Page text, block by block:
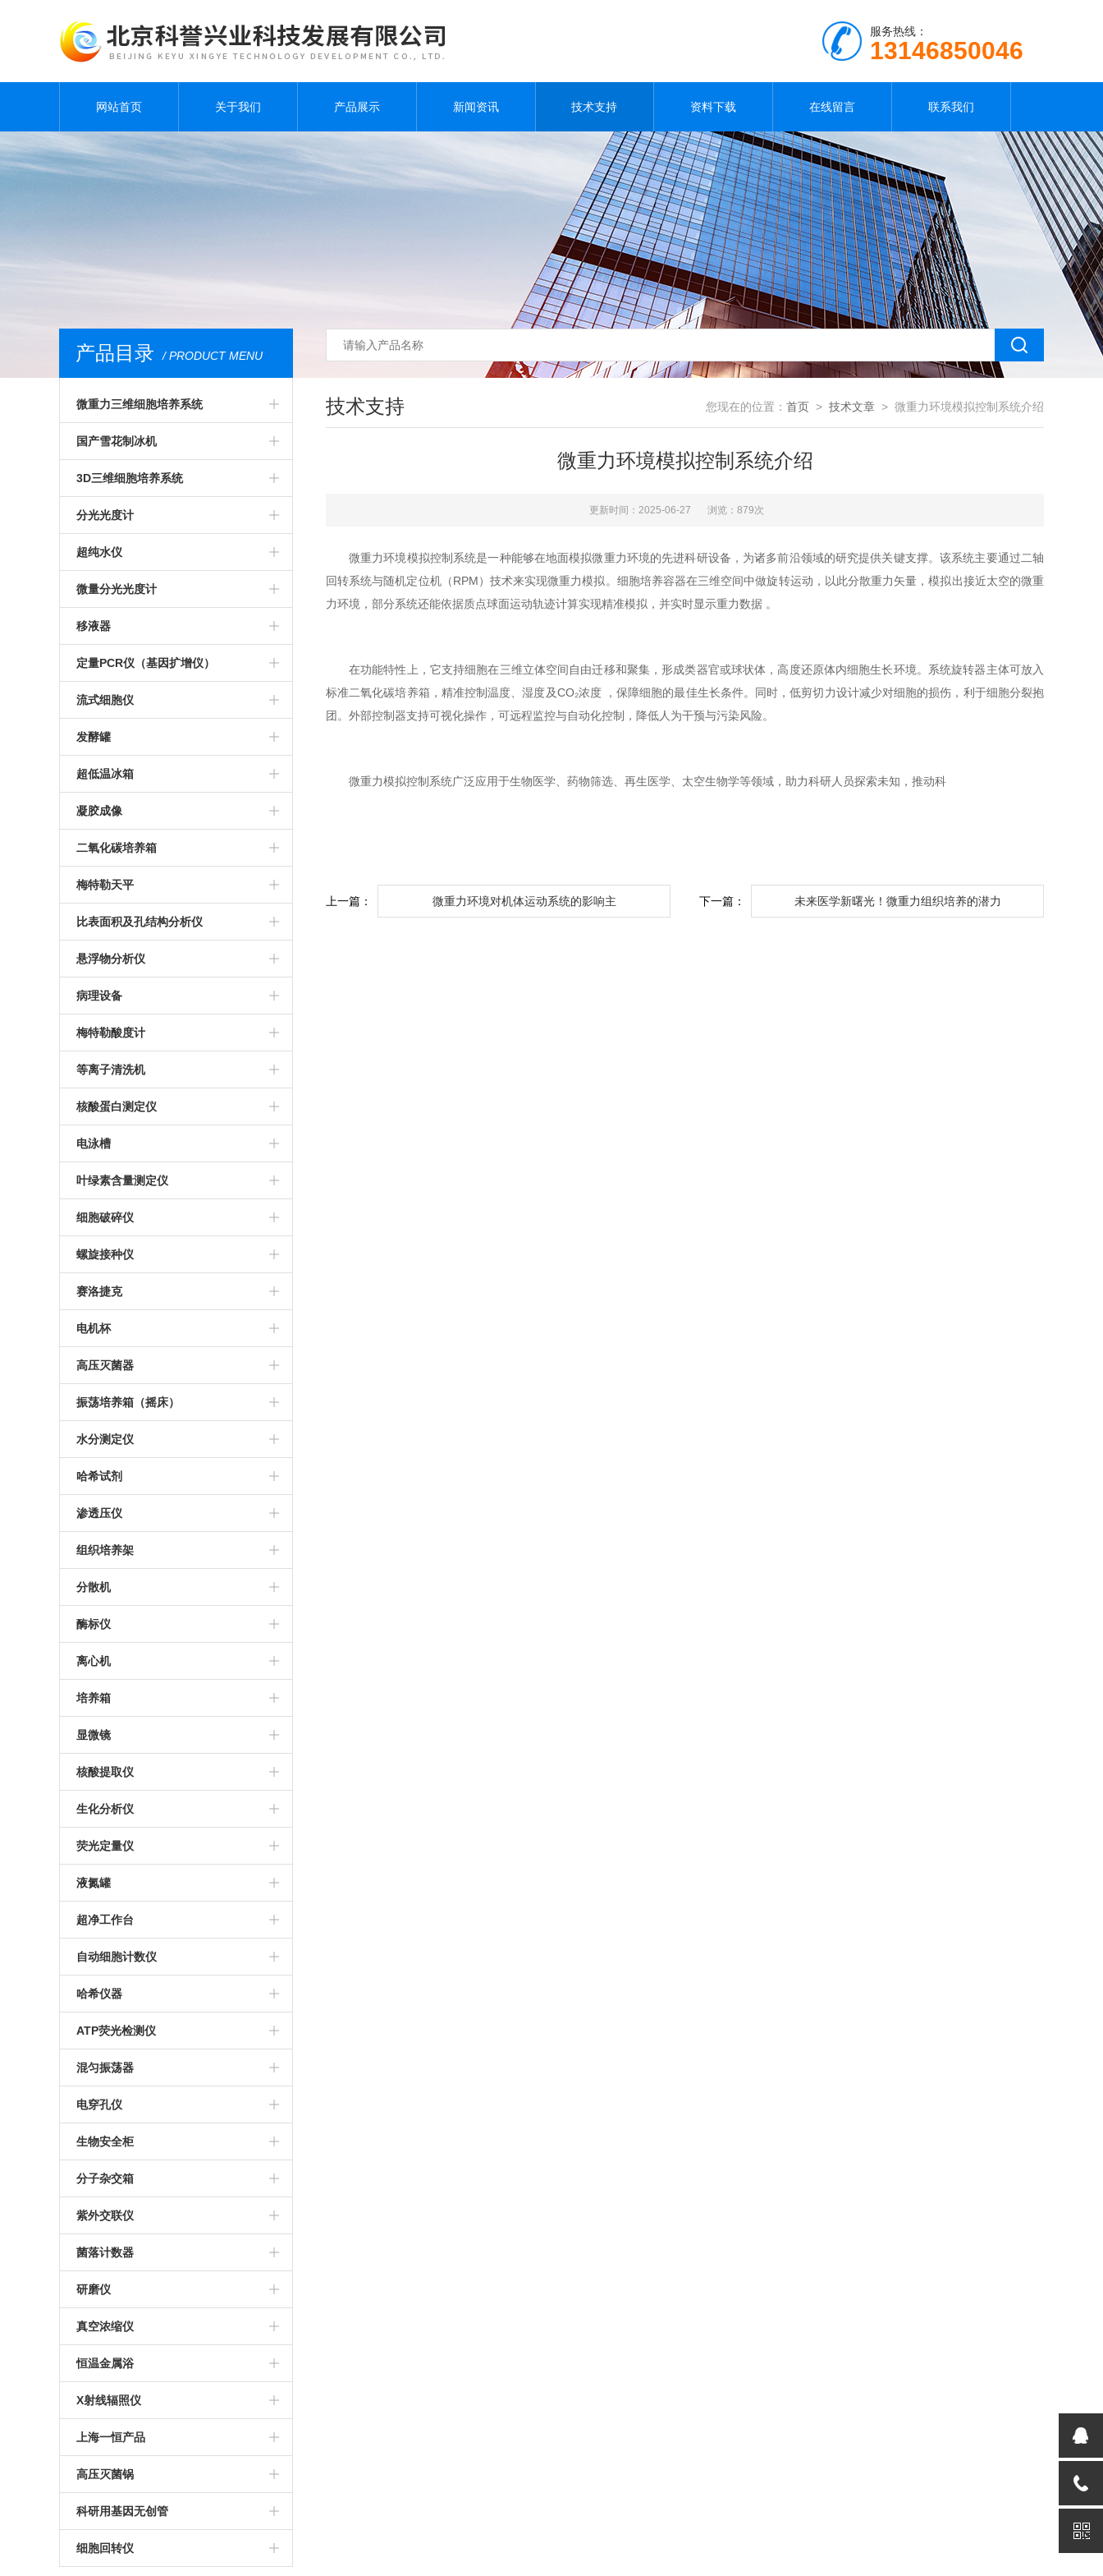
服务热线：
13146850046
网站首页 关于我们 产品展示 新闻资讯 技术支持 资料下载 在线留言 联系我们
产品目录 / PRODUCT MENU
微重力三维细胞培养系统
二轴回转培养系统
Bio SpaceX-3D微重力植物培养系统
Bio SpaceX-4DI三维旋转细胞培养
系统
BioSpace-3D微重力培养仪
TDCCS-3D微重力三维细胞培养系
统
超重力三维旋转细胞培养仪
微重力三维旋转细胞培养仪
国产雪花制冰机
科誉雪花制冰机
格兰特雪花制冰机
IMS系列雪花制冰机
3D三维细胞培养系统
Gravite微重力模拟系统
3D细胞培养系统
分光光度计
超微量紫外分光光度计
赛默飞超微量分光光度计
超纯水仪
密理博超纯水仪
Millipore 超纯水仪
美国Millipor超纯水仪
推荐超纯水仪
上海淼康纯水仪
南京易普易达超纯水仪
微量分光光度计
NanoDrop One 超微量分光光度计
紫外分光光度计
百泰克
德国IMPLEN光度计
科誉兴业光度计
推荐微量分光光度计
NanoDrop3000光度计
超微量分光光度计
移液器
ErgoOne移液器
移液器灭菌器
Eppendorf德国移液器
定量PCR仪（基因扩增仪）
ThermoFisher PCR仪
CFX Opus 96
荧光定量PCR仪
PCR操作台
罗氏PCR仪
ABI 9700 PCR仪
ABI2720 PCR仪
伯乐T100 PCR仪
安捷伦AriaMX定量PCR仪
BIO-RAD PCR仪
推荐PCR仪
流式细胞仪
BD 流式细胞仪
BD C6流式细胞仪
发酵罐
气升式发酵罐
多联不锈钢发酵罐
台式发酵罐
超低温冰箱
thermo905超低温冰箱
三洋超低温冰箱
美菱低温冰箱
海尔超低温冰箱
凝胶成像
GI-II凝胶成像系统
北京通宝达成凝胶成像
二氧化碳培养箱
上海力康二氧化碳培养箱
美国Thermo二氧化碳培养箱
美国SIM二氧化碳培养箱
梅特勒天平
梅特勒天平
比表面积及孔结构分析仪
比奥德SSA-4000系列比表面积及孔
结构分析仪
悬浮物分析仪
德国默克悬浮物分析仪
美国密勒悬浮物分析仪
病理设备
冷冻组织包埋机
全自动组织脱水机
金华科迪
莱卡切片机
德国徕卡石蜡包埋机
梅特勒酸度计
梅特勒PH计
等离子清洗机
推荐等离子清洗机
等离子清洗机
核酸蛋白测定仪
Bio-Rad核酸蛋白测定仪
电泳槽
伯乐电泳槽
叶绿素含量测定仪
日本KONTCA流式细胞仪
细胞破碎仪
宁波新芝超声波细胞破碎仪
螺旋接种仪
法国Interscience
西班牙IUL螺旋接种仪
推荐螺旋接种仪
赛洛捷克
离心机
电机杯
伯乐电机杯
高压灭菌器
推荐高压灭菌器
美国致微高压灭菌器
振荡培养箱（摇床）
WIGGENS
THZ-C恒温振荡器
水分测定仪
美国帝强水分测定仪
日本KETT水分测定仪
哈希试剂
哈希试剂
渗透压仪
进口渗透压仪
组织培养架
组织培养架
分散机
推荐分散机
德国IKA分散机
酶标仪
Thermo MultiskanFC酶标仪
BioTek SynergyLX
Bio-Rad iMark酶标仪
美国MD M4多功能酶标仪
帝肯M200 Pro多功能酶标仪
离心机
Sigma离心机
艾本德5430R离心机
艾本德5810R高速冷冻离心机
冷冻离心机
赛多利斯
Eppendorf 离心机
贝克曼CytoFLEX流式细胞仪
美国Labnet微孔板离心机
Thermo Pico17离心机
赛特湘仪离心机
Thermo离心机
培养箱
三气培养箱
霉菌培养箱
三温区光照培养箱
人工气候箱
生化培养箱
显微镜
莱卡显微镜
尼康显微镜
澳浦显微镜
倒置显微镜
推荐显微镜
核酸提取仪
百泰克核酸提取仪
核酸提取仪
生化分析仪
M-100生物传感器分析仪
S-10生物传感器分析仪
M-2000生物过程生化分析仪
Nova 多参数生化分析仪
M-900生物过程生化分析仪
谷氨酸分析仪
M-100乳酸分析仪
M-100葡萄糖分析仪
荧光定量仪
Qubit4.0
Qubit Flex荧光计
液氮罐
东亚液氮罐
MVE液氮罐
超净工作台
哈东联
自动细胞计数仪
IC1000细胞计数板
Countess 3自动细胞计数仪
Countstar Rigel S5
Thermo Fish
Countstar自动细胞计数仪
哈希仪器
DR900便携式多参数比色计
DR1010 COD测定仪
ATP荧光检测仪
美国Hyginea
混匀振荡器
TYMR-IIIA
艾本德恒温混匀仪
Eppendorf
电穿孔仪
Bio-Rad
生物安全柜
哈东联
ESCO
分子杂交箱
美国UVP
紫外交联仪
美国UVP
菌落计数器
法国interscience
研磨仪
JXFSTPRP-CLN冷冻研磨仪
真空浓缩仪
Concentrator plus
恒温金属浴
MK200-4恒温金属浴
X射线辐照仪
RS1800Q X射线细胞辐照仪
RS2000plus X射线辐照仪
RS2000pro 生物学X射线辐照仪
上海一恒产品
恒温恒湿箱
恒温振荡器
电热恒温培养箱
高压灭菌锅
申安高压灭菌锅
科研用基因无创管
Streck基因无创管
细胞回转仪
技术支持 您现在的位置： 首页 > 技术文章 > 微重力环境模拟控制系统介绍
微重力环境模拟控制系统介绍
更新时间：2025-06-27 浏览：879次
微重力环境模拟控制系统是一种能够在地面模拟微重力环境的先进科研设备，为诸多前沿领域的研究提供关键支撑。该系统主要通过二轴
回转系统与随机定位机（RPM）技术来实现微重力模拟。细胞培养容器在三维空间中做旋转运动，以此分散重力矢量，模拟出接近太空的微重
力环境，部分系统还能依据质点球面运动轨迹计算实现精准模拟，并实时显示重力数据 。
在功能特性上，它支持细胞在三维立体空间自由迁移和聚集，形成类器官或球状体，高度还原体内细胞生长环境。系统旋转器主体可放入
标准二氧化碳培养箱，精准控制温度、湿度及CO₂浓度 ，保障细胞的最佳生长条件。同时，低剪切力设计减少对细胞的损伤，利于细胞分裂抱
团。外部控制器支持可视化操作，可远程监控与自动化控制，降低人为干预与污染风险。
微重力模拟控制系统广泛应用于生物医学、药物筛选、再生医学、太空生物学等领域，助力科研人员探索未知，推动科
上一篇： 微重力环境对机体运动系统的影响主 下一篇： 未来医学新曙光！微重力组织培养的潜力